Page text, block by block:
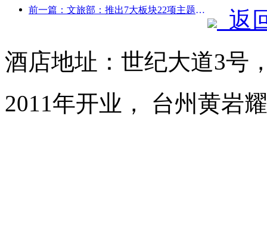
前一篇：文旅部：推出7大板块22项主题活动
返
酒店地址：世纪大道3号
2011年开业， 台州黄